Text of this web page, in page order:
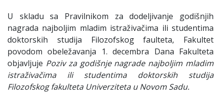
U skladu sa Pravilnikom za dodeljivanje godišnjih
nagrada najboljim mladim istraživačima ili studentima
doktorskih studija Filozofskog faulteta, Fakultet
povodom obeležavanja 1. decembra Dana Fakulteta
objavljuje Poziv za godišnje nagrade najboljim mladim
istraživačima ili studentima doktorskih studija
Filozofskog fakulteta Univerziteta u Novom Sadu.